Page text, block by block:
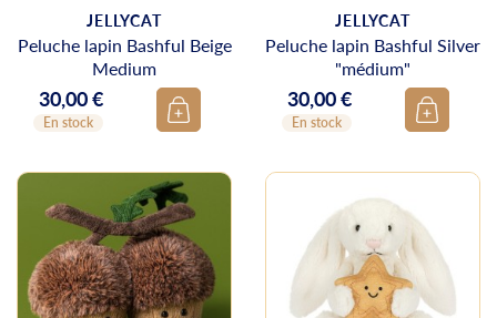
JELLYCAT
Peluche lapin Bashful Beige
Medium
Prix
30,00 €
En stock
JELLYCAT
Peluche lapin Bashful Silver
"médium"
Prix
30,00 €
En stock